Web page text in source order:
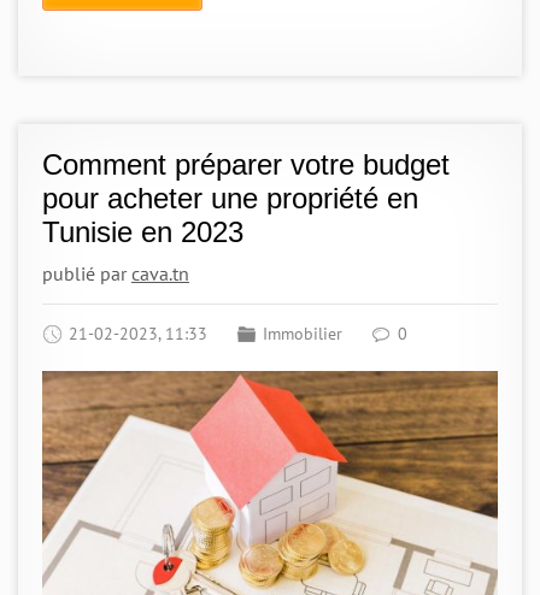
Comment préparer votre budget
pour acheter une propriété en
Tunisie en 2023
publié parcava.tn
21-02-2023, 11:33 Immobilier 0